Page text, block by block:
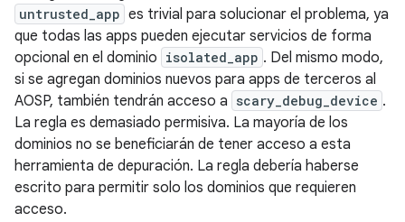
untrusted_app es trivial para solucionar el problema, ya
que todas las apps pueden ejecutar servicios de forma
opcional en el dominio isolated_app . Del mismo modo,
si se agregan dominios nuevos para apps de terceros al
AOSP, también tendrán acceso a scary_debug_device .
La regla es demasiado permisiva. La mayoría de los
dominios no se beneficiarán de tener acceso a esta
herramienta de depuración. La regla debería haberse
escrito para permitir solo los dominios que requieren
acceso.